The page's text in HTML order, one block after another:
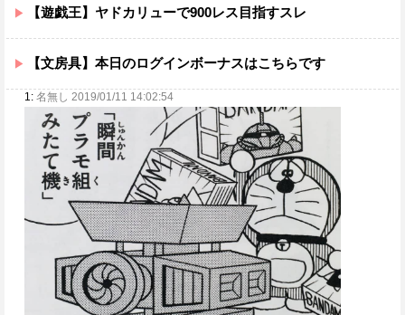
【遊戯王】ヤドカリューで900レス目指すスレ
【文房具】本日のログインボーナスはこちらです
1: 名無し 2019/01/11 14:02:54